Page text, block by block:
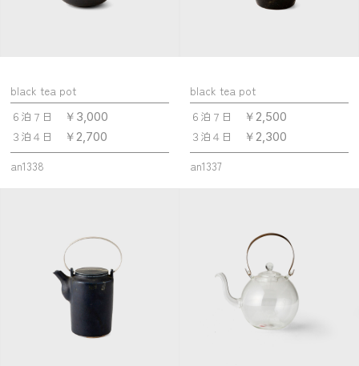
black tea pot
６泊７日
￥3,000
３泊４日 ￥2,700
an1338
black tea pot
６泊７日
￥2,500
３泊４日 ￥2,300
an1337